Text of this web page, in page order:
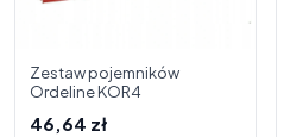
Zestaw pojemników
Ordeline KOR4
46,64 zł